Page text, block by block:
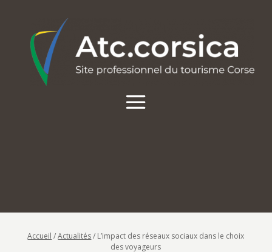
Accueil /Actualités/ L’impact des réseaux sociaux dans le choix
des voyageurs